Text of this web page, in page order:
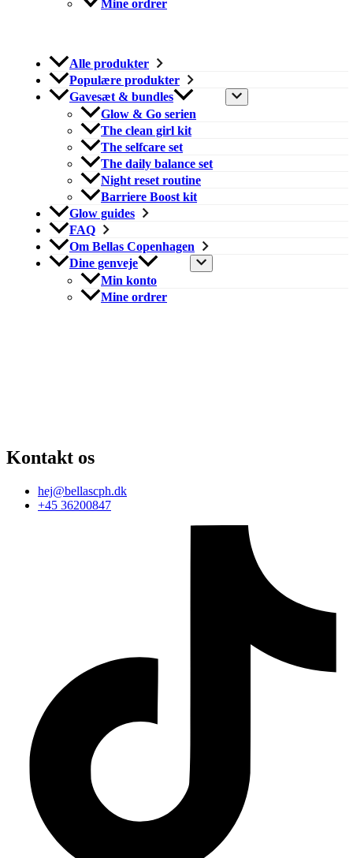
Mine ordrer
Alle produkter
Populære produkter
Gavesæt & bundles
Glow & Go serien
The clean girl kit
The selfcare set
The daily balance set
Night reset routine
Barriere Boost kit
Glow guides
FAQ
Om Bellas Copenhagen
Dine genveje
Min konto
Mine ordrer
Kontakt os
hej@bellascph.dk
+45 36200847